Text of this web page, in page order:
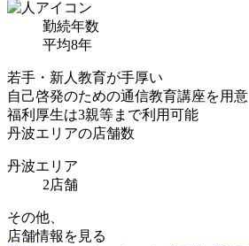
勤続年数
平均8年
若手・新人教育が手厚い
自己啓発のための通信教育講座を用意
福利厚生は3親等まで利用可能
丹波エリアの店舗数
丹波エリア
2店舗
その他、
店舗情報を見る